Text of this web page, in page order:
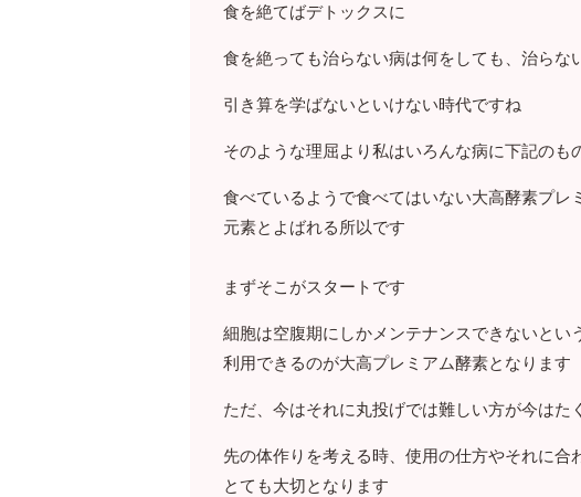
食を絶てばデトックスに
食を絶っても治らない病は何をしても、治らな
引き算を学ばないといけない時代ですね
そのような理屈より私はいろんな病に下記のも
食べているようで食べてはいない大高酵素プ
元素とよばれる所以です
まずそこがスタートです
細胞は空腹期にしかメンテナンスできないと
利用できるのが大高プレミアム酵素となります
ただ、今はそれに丸投げでは難しい方が今はた
先の体作りを考える時、使用の仕方やそれに
とても大切となります